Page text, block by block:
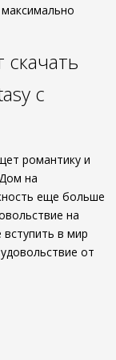
с
романтику и
на
еще больше
на
в мир
от